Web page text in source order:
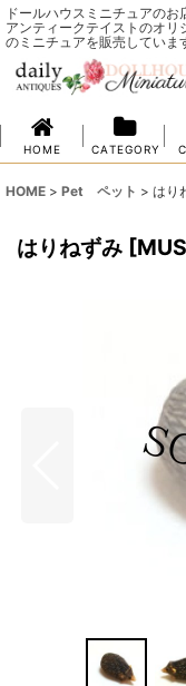
ドールハウスミニチュアの
アンティークテイストのオ
のミニチュアを販売していま
H O M E C A T E G O R Y
HOME > Pet ペット > はり
はりねずみ [